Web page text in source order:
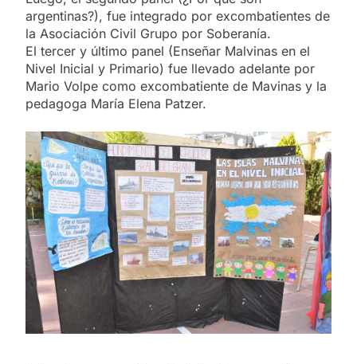
argentinas?), fue integrado por excombatientes de
la Asociación Civil Grupo por Soberanía.
El tercer y último panel (Enseñar Malvinas en el
Nivel Inicial y Primario) fue llevado adelante por
Mario Volpe como excombatiente de Mavinas y la
pedagoga María Elena Patzer.